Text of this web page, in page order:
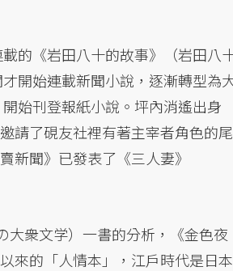
的《岩田八十的故事》（岩田八
開始連載新聞小說，逐漸轉型為
始刊登報紙小說。坪內消遙出身
請了硯友社裡有著主宰者角色的尾
新聞》已發表了《三人妻》
大衆文学）一書的分析，《金色夜
來的「人情本」，江戶時代是日本